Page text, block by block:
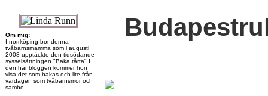
Om mig:
I norrköping bor denna
tvåbarnsmamma som i augusti
2008 upptäckte den tidsödande
sysselsättningen "Baka tårta" I
den här bloggen kommer hon
visa det som bakas och lite från
vardagen som tvåbarnsmor och
sambo.